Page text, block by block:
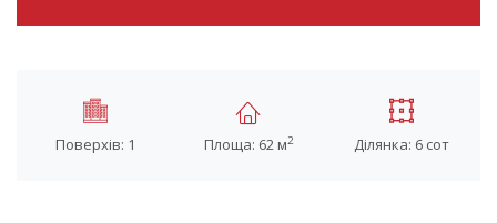
Поверхів: 1 Площа: 62 м2 Ділянка: 6 сот